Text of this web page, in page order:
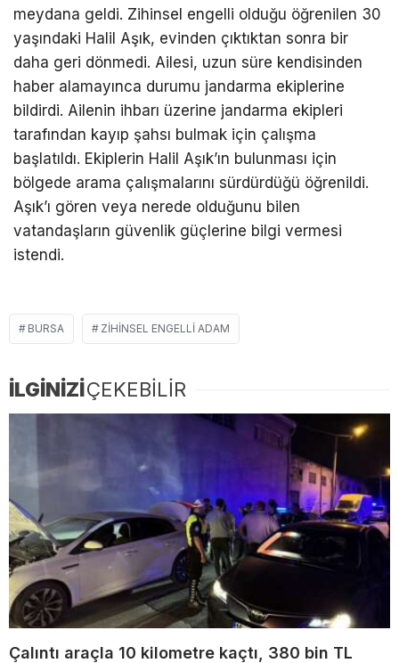
meydana geldi. Zihinsel engelli olduğu öğrenilen 30
yaşındaki Halil Aşık, evinden çıktıktan sonra bir
daha geri dönmedi. Ailesi, uzun süre kendisinden
haber alamayınca durumu jandarma ekiplerine
bildirdi. Ailenin ihbarı üzerine jandarma ekipleri
tarafından kayıp şahsı bulmak için çalışma
başlatıldı. Ekiplerin Halil Aşık’ın bulunması için
bölgede arama çalışmalarını sürdürdüğü öğrenildi.
Aşık’ı gören veya nerede olduğunu bilen
vatandaşların güvenlik güçlerine bilgi vermesi
istendi.
BURSA ZIHINSEL ENGELLI ADAM
İLGİNİZİÇEKEBİLİR
Çalıntı araçla 10 kilometre kaçtı, 380 bin TL